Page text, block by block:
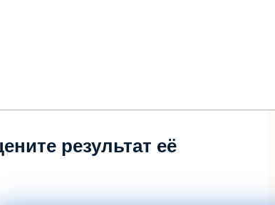
результат её